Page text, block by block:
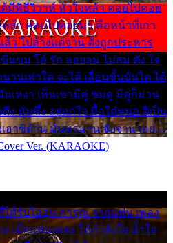
มีพิธีวิวาห์ หัวใจหล้า คอยไปคอย
ล้า คอยไปคอยมา คือหน้าที่เก่า
ว ไปล้างแต่จาน ดั่งถูกประหาร
ขื่นขม โอ้ รัก ลอยลม ไม่สม ดัง ใจ
านเท่าใด จะได้ เลื่อนขั้นบันได ได้
นเหงา เห็นเขามีคู่ ซมดู มีคู่ก็ม่วน
ตึง มันซึ้ง อยู่แก่ใจ มื้อใด๋หนอ สิเป็น
เฮาซิด้าน มันทรมาน จับจาน เอย…
Ver. (KARAOKE)
ด้รับไออุ่น การุณ จากแฟน เพลง
เมื่อแฟนเพลง ให้กำลังใจ น้ำใจ